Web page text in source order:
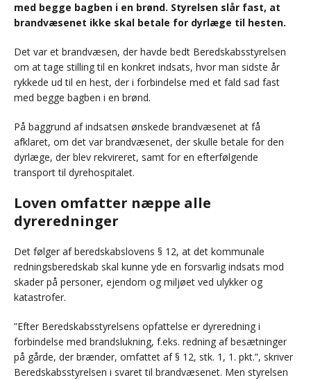
med begge bagben i en brønd. Styrelsen slår fast, at
brandvæsenet ikke skal betale for dyrlæge til hesten.
Det var et brandvæsen, der havde bedt Beredskabsstyrelsen
om at tage stilling til en konkret indsats, hvor man sidste år
rykkede ud til en hest, der i forbindelse med et fald sad fast
med begge bagben i en brønd.
På baggrund af indsatsen ønskede brandvæsenet at få
afklaret, om det var brandvæsenet, der skulle betale for den
dyrlæge, der blev rekvireret, samt for en efterfølgende
transport til dyrehospitalet.
Loven omfatter næppe alle
dyreredninger
Det følger af beredskabslovens § 12, at det kommunale
redningsberedskab skal kunne yde en forsvarlig indsats mod
skader på personer, ejendom og miljøet ved ulykker og
katastrofer.
”Efter Beredskabsstyrelsens opfattelse er dyreredning i
forbindelse med brandslukning, f.eks. redning af besætninger
på gårde, der brænder, omfattet af § 12, stk. 1, 1. pkt.”, skriver
Beredskabsstyrelsen i svaret til brandvæsenet. Men styrelsen